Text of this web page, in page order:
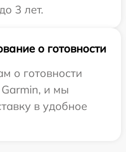
3 лет.
о готовности
о готовности
и мы
в удобное